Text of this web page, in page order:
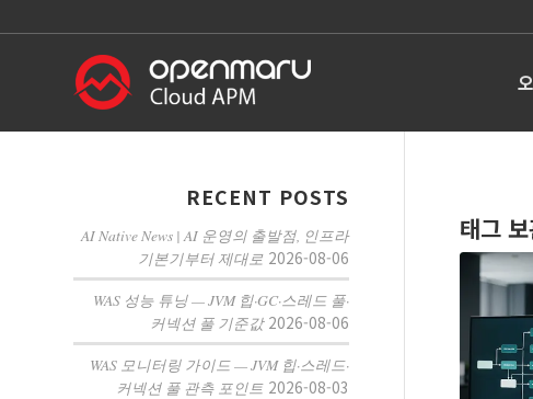
태그
RECENT POSTS
AI Native News | AI 운영의 출발점, 인프라
기본기부터 제대로 2026-08-06
WAS 성능 튜닝 — JVM 힙·GC·스레드 풀·
커넥션 풀 기준값 2026-08-06
WAS 모니터링 가이드 — JVM 힙·스레드·
커넥션 풀 관측 포인트 2026-08-03